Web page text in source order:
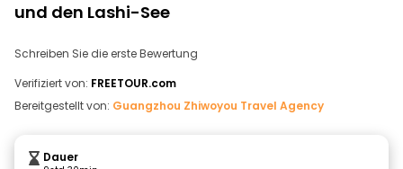
und den Lashi-See
Schreiben Sie die erste Bewertung
Verifiziert von: FREETOUR.com
Bereitgestellt von: Guangzhou Zhiwoyou Travel Agency
Dauer